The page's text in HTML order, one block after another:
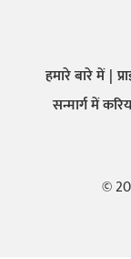
हमारे बारे में
सन्मार्ग में
©